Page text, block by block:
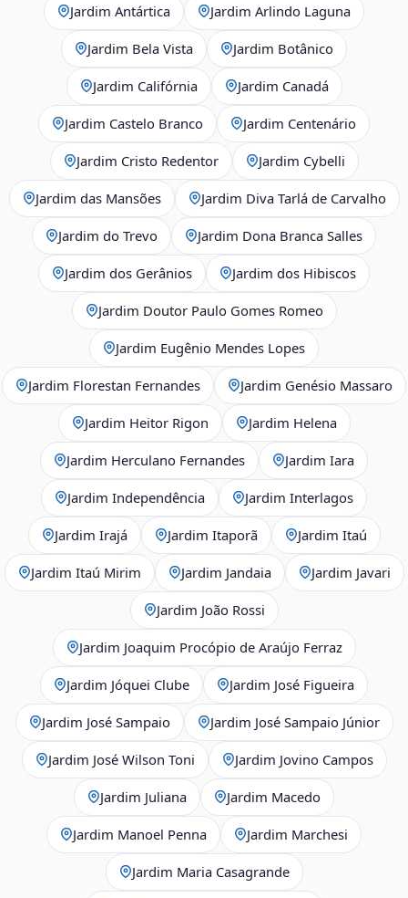
Jardim Antártica Jardim Arlindo Laguna
Jardim Bela Vista Jardim Botânico
Jardim Califórnia Jardim Canadá
Jardim Castelo Branco Jardim Centenário
Jardim Cristo Redentor Jardim Cybelli
Jardim das Mansões Jardim Diva Tarlá de Carvalho
Jardim do Trevo Jardim Dona Branca Salles
Jardim dos Gerânios Jardim dos Hibiscos
Jardim Doutor Paulo Gomes Romeo
Jardim Eugênio Mendes Lopes
Jardim Florestan Fernandes Jardim Genésio Massaro
Jardim Heitor Rigon Jardim Helena
Jardim Herculano Fernandes Jardim Iara
Jardim Independência Jardim Interlagos
Jardim Irajá Jardim Itaporã Jardim Itaú
Jardim Itaú Mirim Jardim Jandaia Jardim Javari
Jardim João Rossi
Jardim Joaquim Procópio de Araújo Ferraz
Jardim Jóquei Clube Jardim José Figueira
Jardim José Sampaio Jardim José Sampaio Júnior
Jardim José Wilson Toni Jardim Jovino Campos
Jardim Juliana Jardim Macedo
Jardim Manoel Penna Jardim Marchesi
Jardim Maria Casagrande